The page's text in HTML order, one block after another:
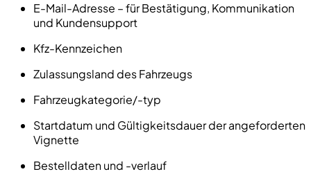
E-Mail-Adresse – für Bestätigung, Kommunikation
und Kundensupport
Kfz-Kennzeichen
Zulassungsland des Fahrzeugs
Fahrzeugkategorie/-typ
Startdatum und Gültigkeitsdauer der angeforderten
Vignette
Bestelldaten und -verlauf